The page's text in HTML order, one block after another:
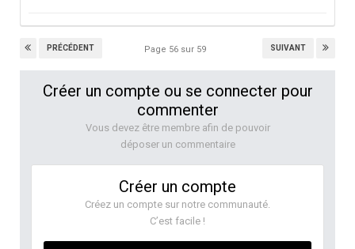
PRÉCÉDENT SUIVANT
Page 56 sur 59
Créer un compte ou se connecter pour
commenter
Vous devez être membre afin de pouvoir
déposer un commentaire
Créer un compte
Créez un compte sur notre communauté.
C’est facile !